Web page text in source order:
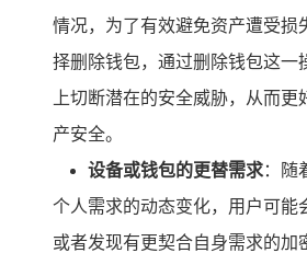
情况，为了有效避免资产遭受损
择删除钱包，通过删除钱包这一
上切断潜在的安全威胁，从而
产安全。
设备或钱包的更替需求：随
个人需求的动态变化，用户可能
或者发现有更契合自身需求的加